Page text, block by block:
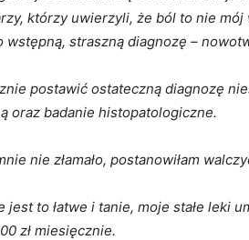
którzy uwierzyli, że ból to nie
wstępną, straszną diagnozę –
postawić ostateczną diagnozę
oraz badanie histopatologiczne.
nie złamało, postanowiłam
jest to łatwe i tanie, moje stałe leki
zł miesięcznie.